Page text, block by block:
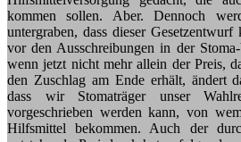
kommen sollen. Aber. Dennoch
untergraben, dass dieser
vor den Ausschreibungen in der
wenn jetzt nicht mehr allein der Preis,
den Zuschlag am Ende erhält, ändert
dass wir Stomaträger unser
vorgeschrieben werden kann, von
Hilfsmittel bekommen. Auch der